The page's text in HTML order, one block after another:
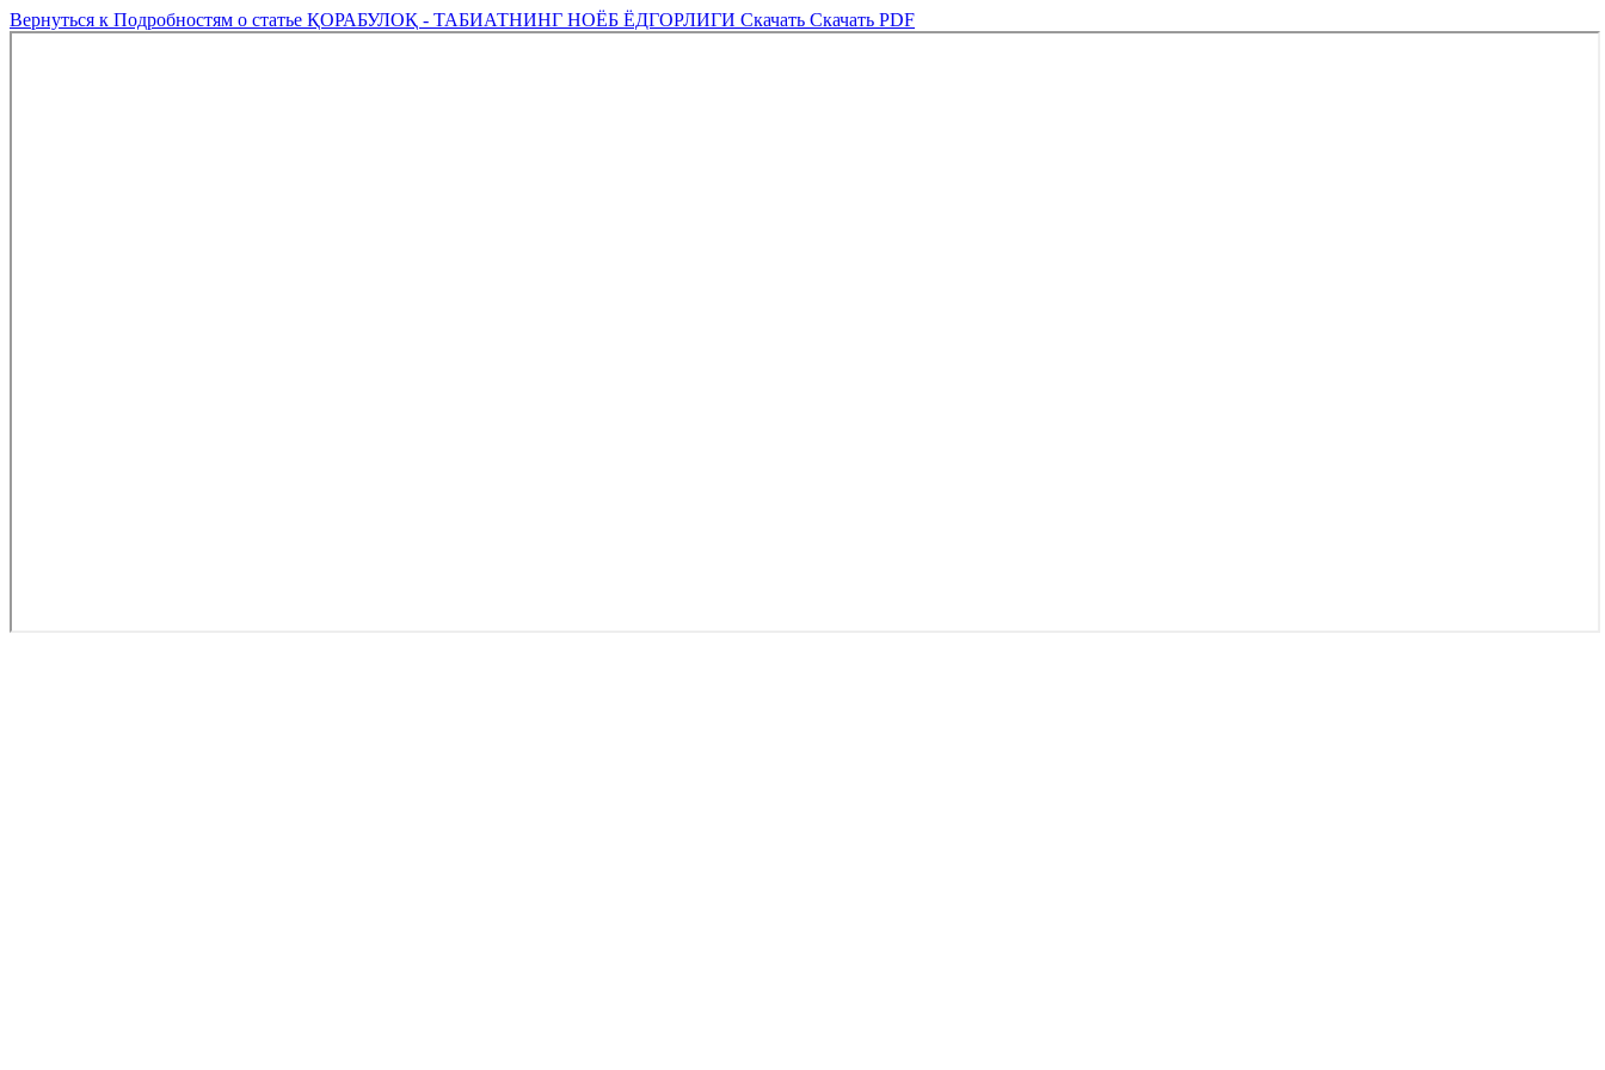
Вернуться к Подробностям о статье ҚОРАБУЛОҚ - ТАБИАТНИНГ НОЁБ ЁДГОРЛИГИ Скачать Скачать PDF